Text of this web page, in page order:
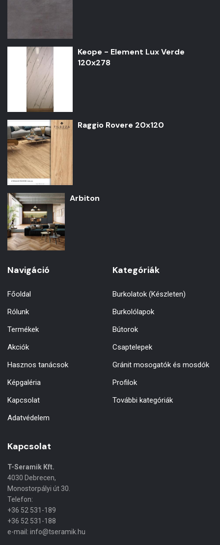
Keope - Element Lux Verde
120x278
Raggio Rovere 20x120
Arbiton
Navigáció
Főoldal
Rólunk
Termékek
Akciók
Hasznos tanácsok
Képgaléria
Kapcsolat
Adatvédelem
Kategóriák
Burkolatok (Készleten)
Burkolólapok
Bútorok
Csaptelepek
Gránit mosogatók és mosdók
Profilok
További kategóriák
Kapcsolat
T-Seramik Kft.
4030 Debrecen,
Monostorpályi út 30.
Telefon:
+36 52 531-189
+36 52 531-188
e-mail: info@tseramik.hu